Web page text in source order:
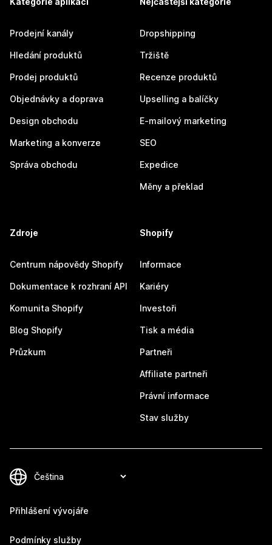
Prodejní kanály
Hledání produktů
Prodej produktů
Objednávky a doprava
Design obchodu
Marketing a konverze
Správa obchodu
Dropshipping
Tržiště
Recenze produktů
Upselling a balíčky
E-mailový marketing
SEO
Expedice
Měny a překlad
Zdroje
Centrum nápovědy Shopify
Dokumentace k rozhraní API
Komunita Shopify
Blog Shopify
Průzkum
Shopify
Informace
Kariéry
Investoři
Tisk a média
Partneři
Affiliate partneři
Právní informace
Stav služby
Přihlášení vývojáře
Podmínky služby